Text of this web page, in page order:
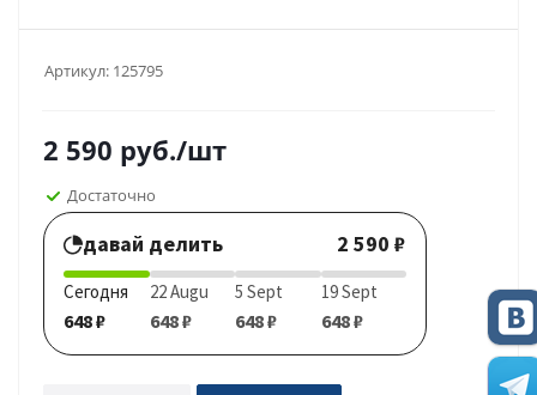
Артикул: 125795
2 590 руб./шт
Достаточно
давай делить 2 590 ₽
Сегодня
648 ₽
22 Augu
648 ₽
5 Sept
648 ₽
19 Sept
648 ₽